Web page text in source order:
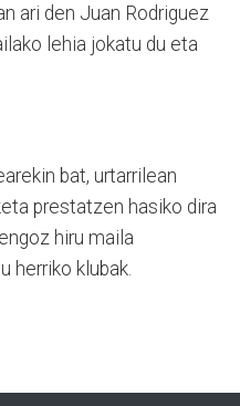
ari den Juan Rodriguez
lehia jokatu du eta
bat, urtarrilean
prestatzen hasiko dira
hiru maila
herriko klubak.